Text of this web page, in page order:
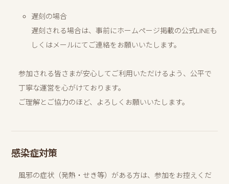
遅刻の場合
遅刻される場合は、事前にホームページ掲載の公式LINEも
しくはメールにてご連絡をお願いいたします。
参加される皆さまが安心してご利用いただけるよう、公平で
丁寧な運営を心がけております。
ご理解とご協力のほど、よろしくお願いいたします。
感染症対策
風邪の症状（発熱・せき等）がある方は、参加をお控えくだ